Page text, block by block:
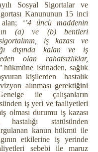
Sosyal Sigortalar ve
Kanununun 15 inci
‘’4 üncü maddenin
(a) ve (b) bentleri
iş kazası ve
dışında kalan ve iş
olan rahatsızlıklar,
hükmüne istinaden, sağlık
kişilerden hastalık
alınması gerektiğini
ile çalışanların
iş yeri ve faaliyetleri
olması durumu iş kazası
statüsünden
kanun hükmü ile
etkilerine iş yerinde
sebebi ile maruz